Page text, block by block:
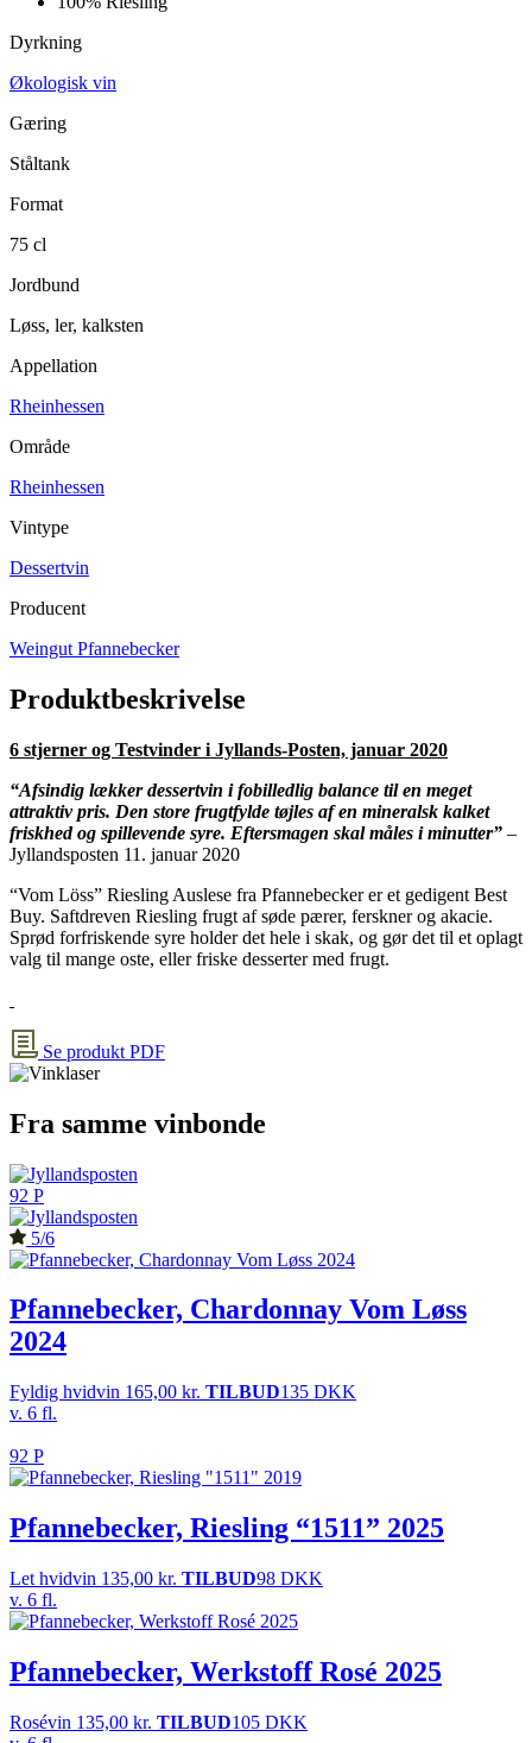
Dyrkning
Økologisk vin
Gæring
Ståltank
Format
75 cl
Jordbund
Løss, ler, kalksten
Appellation
Rheinhessen
Område
Rheinhessen
Vintype
Dessertvin
Producent
Weingut Pfannebecker
Produktbeskrivelse
6 stjerner og Testvinder i Jyllands-Posten, januar 2020
“Afsindig lækker dessertvin i fobilledlig balance til en meget
attraktiv pris. Den store frugtfylde tøjles af en mineralsk kalket
friskhed og spillevende syre. Eftersmagen skal måles i minutter” –
Jyllandsposten 11. januar 2020
“Vom Löss” Riesling Auslese fra Pfannebecker er et gedigent Best
Buy. Saftdreven Riesling frugt af søde pærer, ferskner og akacie.
Sprød forfriskende syre holder det hele i skak, og gør det til et oplagt
valg til mange oste, eller friske desserter med frugt.
Se produkt PDF
Fra samme vinbonde
92 P
5/6
Pfannebecker, Chardonnay Vom Løss
2024
Fyldig hvidvin 165,00 kr. TILBUD135 DKK
v. 6 fl.
92 P
Pfannebecker, Riesling “1511” 2025
Let hvidvin 135,00 kr. TILBUD98 DKK
v. 6 fl.
Pfannebecker, Werkstoff Rosé 2025
Rosévin 135,00 kr. TILBUD105 DKK